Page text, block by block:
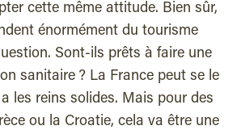
cette même attitude. Bien sûr,
énormément du tourisme
Sont-ils prêts à faire une
sanitaire ? La France peut se le
les reins solides. Mais pour des
ou la Croatie, cela va être une